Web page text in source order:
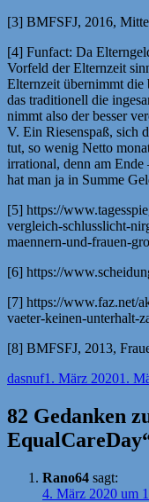
[3] BMFSFJ, 2016,
[4] Funfact: Da
Vorfeld der Elternzeit
Elternzeit übernimmt die
das traditionell die
nimmt also der besser
V. Ein Riesenspaß, sich
tut, so wenig Netto
irrational, denn am Ende
hat man ja in Summe
[5] https://
vergleich-schlusslicht-
maennern-und-frauen-
[6] https://
[7] https://www.faz.net/
vaeter-keinen-unterhalt-
[8] BMFSFJ, 2013,
Autor
dasnufVeröffentlicht
1. März 20201.
82 Gedanken
Rano64 sagt:
4. März 2020 um